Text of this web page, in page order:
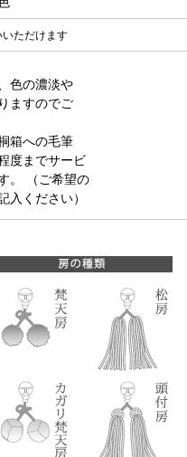
ただけます
の濃淡や
すのでご
への毛筆
までサービ
（ご希望の
ください）